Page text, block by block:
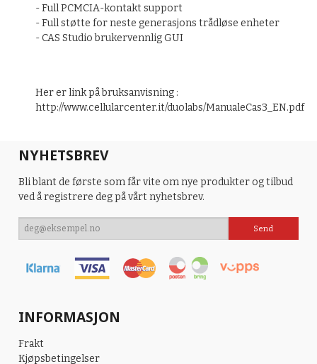
- Full PCMCIA-kontaktsupport
- Full støtte for neste generasjons trådløse enheter
- CAS Studio brukervennlig GUI
Her er link på bruksanvisning :
http://www.cellularcenter.it/duolabs/ManualeCas3_EN.pdf
NYHETSBREV
Bli blant de første som får vite om nye produkter og tilbud
ved å registrere deg på vårt nyhetsbrev.
INFORMASJON
Frakt
Kjøpsbetingelser